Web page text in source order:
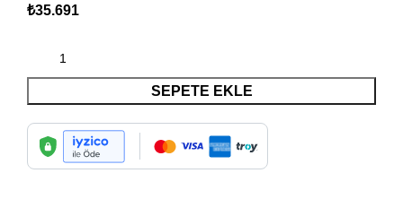
₺35.691
SEPETE EKLE